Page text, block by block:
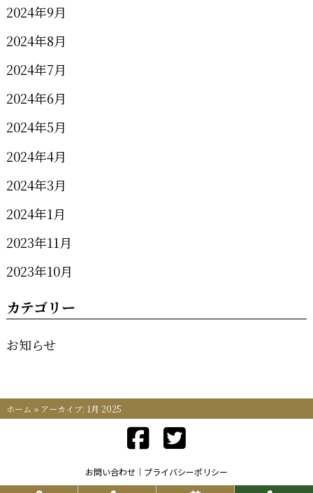
2024年9月
2024年8月
2024年7月
2024年6月
2024年5月
2024年4月
2024年3月
2024年1月
2023年11月
2023年10月
カテゴリー
お知らせ
ホーム » アーカイブ: 1月 2025
お問い合わせ プライバシーポリシー